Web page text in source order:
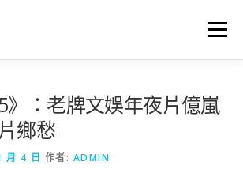
選單
》：老牌文娛年夜片億嵐
鄉愁
月 4 日 作者: ADMIN